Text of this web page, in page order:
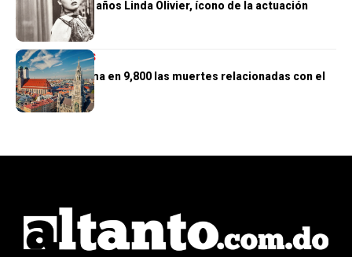
Muere a los 97 años Linda Olivier, ícono de la actuación
venezolana
INTERNACIONALES
Alemania estima en 9,800 las muertes relacionadas con el
calor